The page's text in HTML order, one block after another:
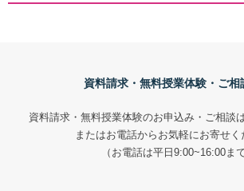
資料請求・無料授業体験・ご相
資料請求・無料授業体験のお申込み・ご相談
またはお電話からお気軽にお寄せく
（お電話は平日9:00~16:00まで